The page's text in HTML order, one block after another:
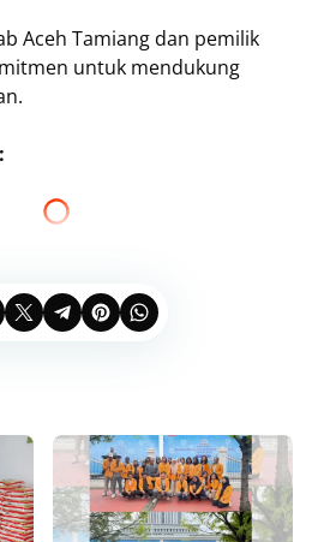
Aceh Tamiang dan pemilik
untuk mendukung